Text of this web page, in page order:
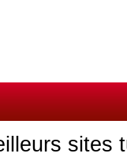
sites